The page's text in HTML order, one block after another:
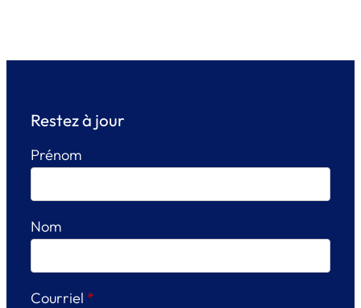
Restez à jour
Prénom
Nom
Courriel *